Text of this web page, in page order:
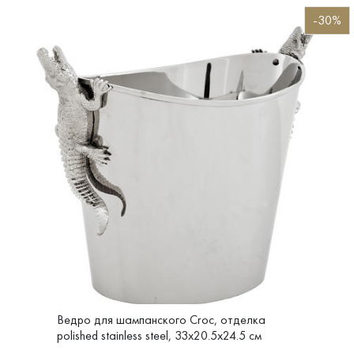
-30%
Ведро для шампанского Croc, отделка
polished stainless steel, 33x20.5x24.5 см